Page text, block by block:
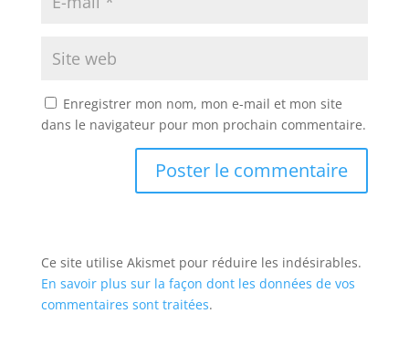
Enregistrer mon nom, mon e-mail et mon site
dans le navigateur pour mon prochain commentaire.
Ce site utilise Akismet pour réduire les indésirables.
En savoir plus sur la façon dont les données de vos
commentaires sont traitées.